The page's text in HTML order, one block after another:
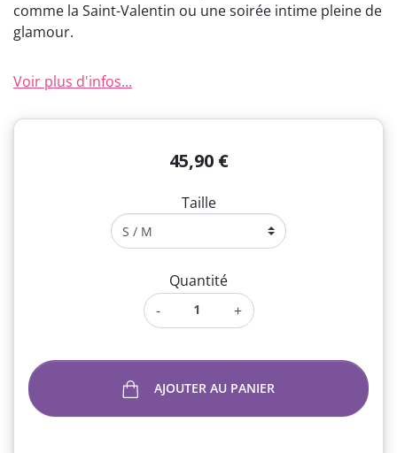
comme la Saint-Valentin ou une soirée intime pleine de
glamour.
Voir plus d'infos...
45,90 €
Taille
Quantité
-
+
AJOUTER AU PANIER